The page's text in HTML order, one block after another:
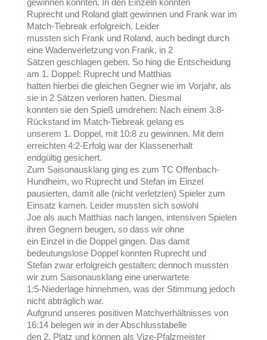
gewinnen konnten. In den Einzeln konnten
Ruprecht und Roland glatt gewinnen und Frank war im
Match-Tiebreak erfolgreich. Leider
mussten sich Frank und Roland, auch bedingt durch
eine Wadenverletzung von Frank, in 2
Sätzen geschlagen geben. So hing die Entscheidung
am 1. Doppel: Ruprecht und Matthias
hatten hierbei die gleichen Gegner wie im Vorjahr, als
sie in 2 Sätzen verloren hatten. Diesmal
konnten sie den Spieß umdrehen: Nach einem 3:8-
Rückstand im Match-Tiebreak gelang es
unserem 1. Doppel, mit 10:8 zu gewinnen. Mit dem
erreichten 4:2-Erfolg war der Klassenerhalt
endgültig gesichert.
Zum Saisonausklang ging es zum TC Offenbach-
Hundheim, wo Ruprecht und Stefan im Einzel
pausierten, damit alle (nicht verletzten) Spieler zum
Einsatz kamen. Leider mussten sich sowohl
Joe als auch Matthias nach langen, intensiven Spielen
ihren Gegnern beugen, so dass wir ohne
ein Einzel in die Doppel gingen. Das damit
bedeutungslose Doppel konnten Ruprecht und
Stefan zwar erfolgreich gestalten; dennoch mussten
wir zum Saisonausklang eine unerwartete
1:5-Niederlage hinnehmen, was der Stimmung jedoch
nicht abträglich war.
Aufgrund unseres positiven Matchverhältnisses von
16:14 belegen wir in der Abschlusstabelle
den 2. Platz und können als Vize-Pfalzmeister